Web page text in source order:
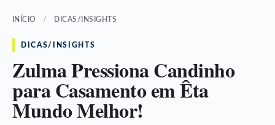
INÍCIO / DICAS/INSIGHTS
DICAS/INSIGHTS
Zulma Pressiona Candinho
para Casamento em Êta
Mundo Melhor!